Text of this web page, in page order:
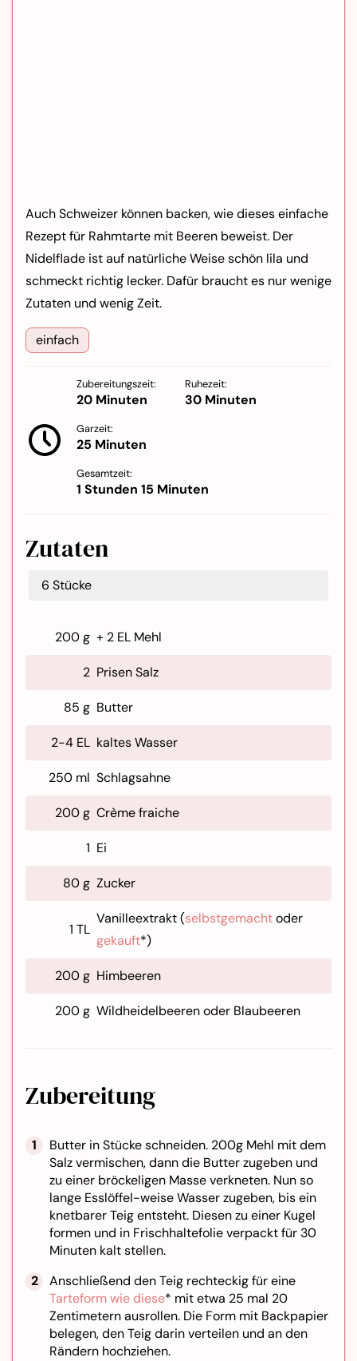
Auch Schweizer können backen, wie dieses einfache
Rezept für Rahmtarte mit Beeren beweist. Der
Nidelflade ist auf natürliche Weise schön lila und
schmeckt richtig lecker. Dafür braucht es nur wenige
Zutaten und wenig Zeit.
einfach
Zubereitungszeit:
20 Minuten
Ruhezeit:
30 Minuten
Garzeit:
25 Minuten
Gesamtzeit:
1 Stunden 15 Minuten
Zutaten
6 Stücke
200 g + 2 EL Mehl
2 Prisen Salz
85 g Butter
2-4 EL kaltes Wasser
250 ml Schlagsahne
200 g Crème fraiche
1 Ei
80 g Zucker
1 TL
Vanilleextrakt (selbstgemachtoder
gekauft*)
200 g Himbeeren
200 g Wildheidelbeeren oder Blaubeeren
Zubereitung
Butter in Stücke schneiden. 200g Mehl mit dem
Salz vermischen, dann die Butter zugeben und
zu einer bröckeligen Masse verkneten. Nun so
lange Esslöffel-weise Wasser zugeben, bis ein
knetbarer Teig entsteht. Diesen zu einer Kugel
formen und in Frischhaltefolie verpackt für 30
Minuten kalt stellen.
Anschließend den Teig rechteckig für eine
Tarteform wie diese* mit etwa 25 mal 20
Zentimetern ausrollen. Die Form mit Backpapier
belegen, den Teig darin verteilen und an den
Rändern hochziehen.